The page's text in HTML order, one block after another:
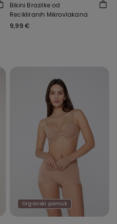
Bikini Brazilke od
Recikliranih Mikrovlakana
9,99 €
Organski pamuk